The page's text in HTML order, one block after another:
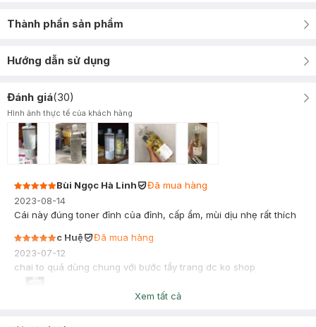
Thành phần sản phẩm
Hướng dẫn sử dụng
Đánh giá(30)
Hình ảnh thực tế của khách hàng
Bùi Ngọc Hà Linh
Đã mua hàng
2023-08-14
Cái này đúng toner đỉnh của đỉnh, cấp ẩm, mùi dịu nhẹ rất thích
c Huệ
Đã mua hàng
2023-07-12
chai to quá dùng chung với bước tẩy trang dc ko shop
Xem tất cả